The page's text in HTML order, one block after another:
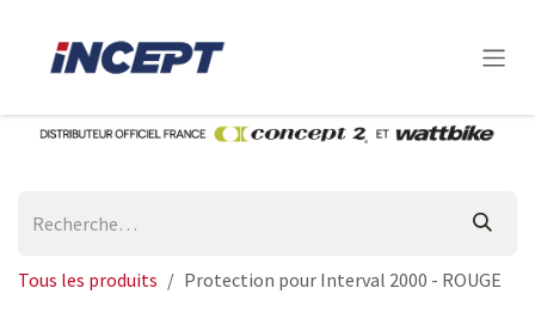
Tous les produits Protection pour Interval 2000 - ROUGE